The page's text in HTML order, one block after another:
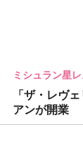
ミシュラン星
「ザ・レヴ
アンが開業